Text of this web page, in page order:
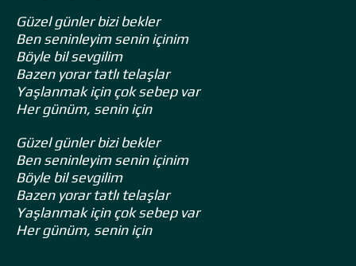
Güzel günler bizi bekler
Ben seninleyim senin içinim
Böyle bil sevgilim
Bazen yorar tatlı telaşlar
Yaşlanmak için çok sebep var
Her günüm, senin için
Güzel günler bizi bekler
Ben seninleyim senin içinim
Böyle bil sevgilim
Bazen yorar tatlı telaşlar
Yaşlanmak için çok sebep var
Her günüm, senin için